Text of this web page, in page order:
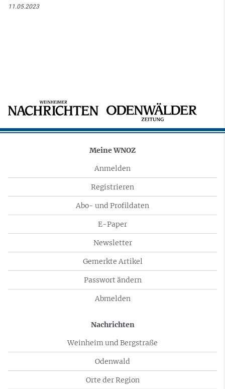
11.05.2023
Meine WNOZ
Anmelden
Registrieren
Abo- und Profildaten
E-Paper
Newsletter
Gemerkte Artikel
Passwort ändern
Abmelden
Nachrichten
Weinheim und Bergstraße
Odenwald
Orte der Region